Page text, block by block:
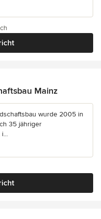
Mainz
wurde 2005 in
35 jähriger